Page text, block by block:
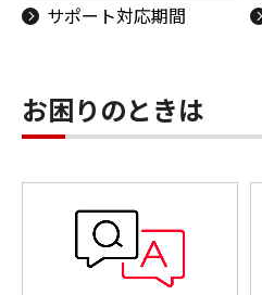
サポート対応期間
お困りのときは